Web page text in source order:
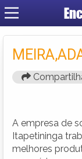
A empresa de
Itapetininga
melhores